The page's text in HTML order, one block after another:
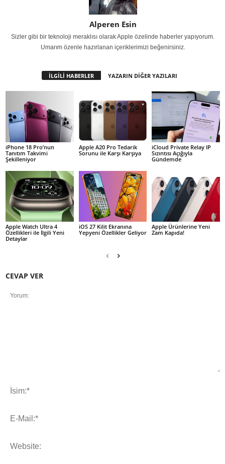
Alperen Esin
Sizler gibi bir teknoloji meraklısı olarak Apple özelinde haberler yapıyorum.
Umarım özenle hazırlanan içeriklerimizi beğenirsiniz.
İLGİLİ HABERLER YAZARIN DİĞER YAZILARI
iPhone 18 Pro’nun
Tanıtım Takvimi
Şekilleniyor
Apple A20 Pro Tedarik
Sorunu ile Karşı Karşıya
iCloud Private Relay IP
Sızıntısı Açığıyla
Gündemde
Apple Watch Ultra 4
Özellikleri ile İlgili Yeni
Detaylar
iOS 27 Kilit Ekranına
Yepyeni Özellikler Geliyor
Apple Ürünlerine Yeni
Zam Kapıda!
CEVAP VER